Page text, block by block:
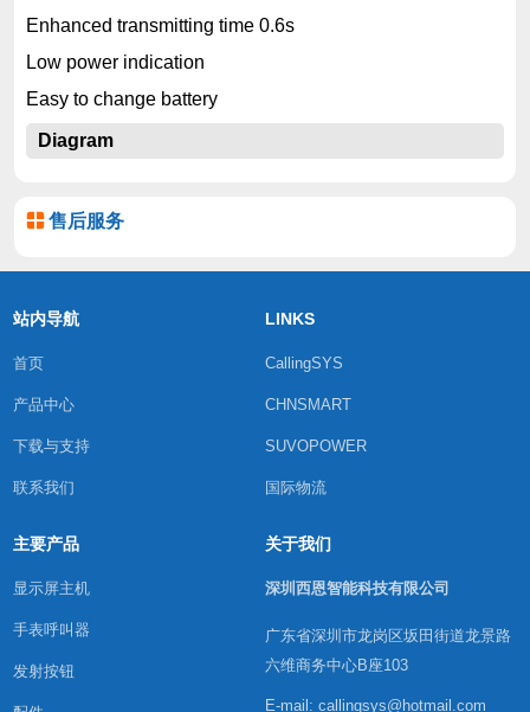
Enhanced transmitting time 0.6s
Low power indication
Easy to change battery
Diagram
售后服务
站内导航
首页
产品中心
下载与支持
联系我们
LINKS
CallingSYS
CHNSMART
SUVOPOWER
国际物流
主要产品
显示屏主机
手表呼叫器
发射按钮
关于我们
深圳西恩智能科技有限公司
广东省深圳市龙岗区坂田街道龙景路
六维商务中心B座103
E-mail: callingsys@hotmail.com